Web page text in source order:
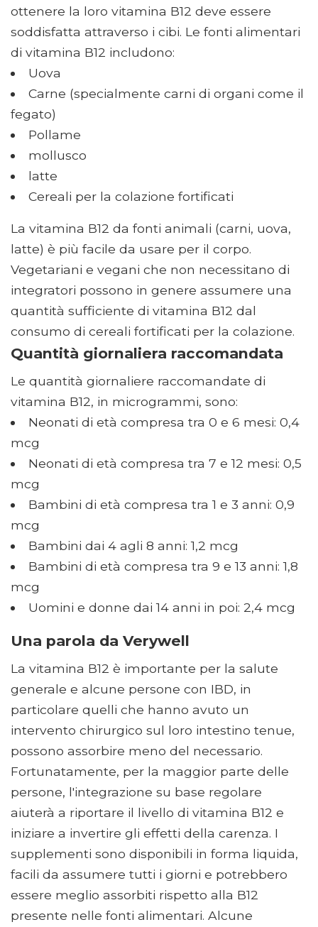
ottenere la loro vitamina B12 deve essere
soddisfatta attraverso i cibi. Le fonti alimentari
di vitamina B12 includono:
Uova
Carne (specialmente carni di organi come il
fegato)
Pollame
mollusco
latte
Cereali per la colazione fortificati
La vitamina B12 da fonti animali (carni, uova,
latte) è più facile da usare per il corpo.
Vegetariani e vegani che non necessitano di
integratori possono in genere assumere una
quantità sufficiente di vitamina B12 dal
consumo di cereali fortificati per la colazione.
Quantità giornaliera raccomandata
Le quantità giornaliere raccomandate di
vitamina B12, in microgrammi, sono:
Neonati di età compresa tra 0 e 6 mesi: 0,4
mcg
Neonati di età compresa tra 7 e 12 mesi: 0,5
mcg
Bambini di età compresa tra 1 e 3 anni: 0,9
mcg
Bambini dai 4 agli 8 anni: 1,2 mcg
Bambini di età compresa tra 9 e 13 anni: 1,8
mcg
Uomini e donne dai 14 anni in poi: 2,4 mcg
Una parola da Verywell
La vitamina B12 è importante per la salute
generale e alcune persone con IBD, in
particolare quelli che hanno avuto un
intervento chirurgico sul loro intestino tenue,
possono assorbire meno del necessario.
Fortunatamente, per la maggior parte delle
persone, l'integrazione su base regolare
aiuterà a riportare il livello di vitamina B12 e
iniziare a invertire gli effetti della carenza. I
supplementi sono disponibili in forma liquida,
facili da assumere tutti i giorni e potrebbero
essere meglio assorbiti rispetto alla B12
presente nelle fonti alimentari. Alcune